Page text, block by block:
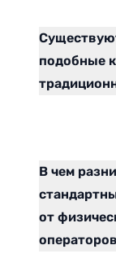
подобные
В чем
от